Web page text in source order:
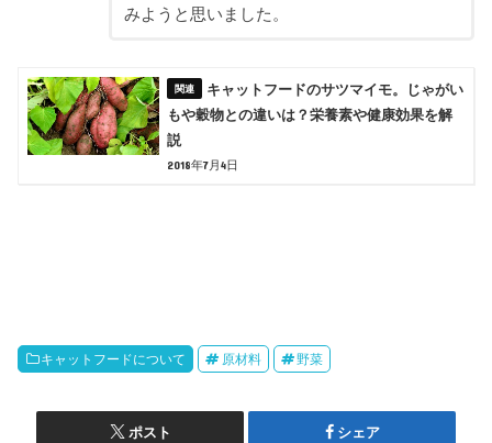
みようと思いました。
キャットフードのサツマイモ。じゃがい
もや穀物との違いは？栄養素や健康効果を解
説
2018年7月4日
キャットフードについて 原材料 野菜
ポスト シェア